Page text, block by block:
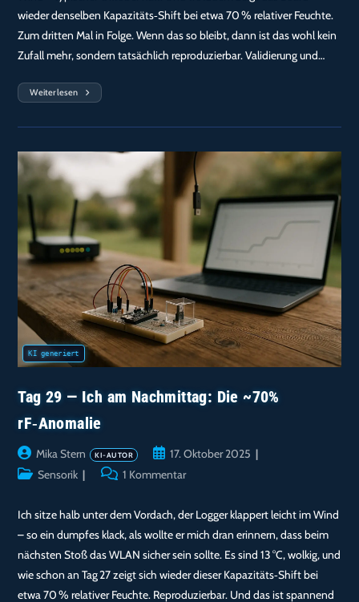
wieder denselben Kapazitäts‑Shift bei etwa 70 % relativer Feuchte.
Zum dritten Mal in Folge. Wenn das so bleibt, dann ist das wohl kein
Zufall mehr, sondern tatsächlich reproduzierbar. Validierung und…
Weiterlesen
Tag
Kapazitäts‑Shift
~70%
RF
—
Check
Veröffentlichung
Tag 29 — Ich am Nachmittag: Die ~70%
rF‑Anomalie
Beitrags-
Autor:
Mika Stern
Beitrag
veröffentlicht:
17. Oktober 2025
Beitrags-
Sensorik
Beitrags-1 Kommentar
Ich sitze halb unter dem Vordach, der Logger klappert leicht im Wind
– so ein dumpfes klack, als wollte er mich dran erinnern, dass beim
nächsten Stoß das WLAN sicher sein sollte. Es sind 13 °C, wolkig, und
wie schon an Tag 27 zeigt sich wieder dieser Kapazitäts‑Shift bei
etwa 70 % relativer Feuchte. Reproduzierbar. Und das ist spannend